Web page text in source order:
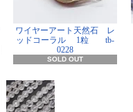
ワイヤーアート天然石 レ
ッドコーラル 1粒 tb-
0228
SOLD OUT